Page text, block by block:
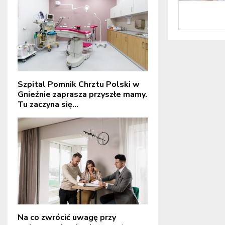
Szpital Pomnik Chrztu Polski w
Gnieźnie zaprasza przyszłe mamy.
Tu zaczyna się...
Na co zwrócić uwagę przy